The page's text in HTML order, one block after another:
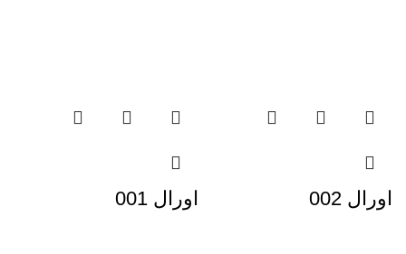
اورال 002 اورال 001